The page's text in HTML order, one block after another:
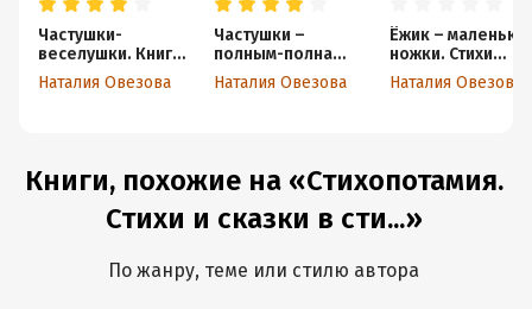
Частушки-
веселушки. Книга
для тех, кто
любит
Наталия Овезова
Частушки –
полным-полна
коробочка.
Весёлые
Наталия Овезова
Ёжик –
ножки. Стихи
и сказки для
детей
Наталия Овезова
Книги, похожие на «Стихопотамия.
Стихи и сказки в сти...»
По жанру, теме или стилю автора